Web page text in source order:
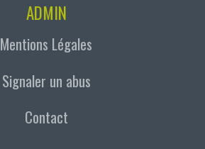
ADMIN
Mentions Légales
Signaler un abus
Contact